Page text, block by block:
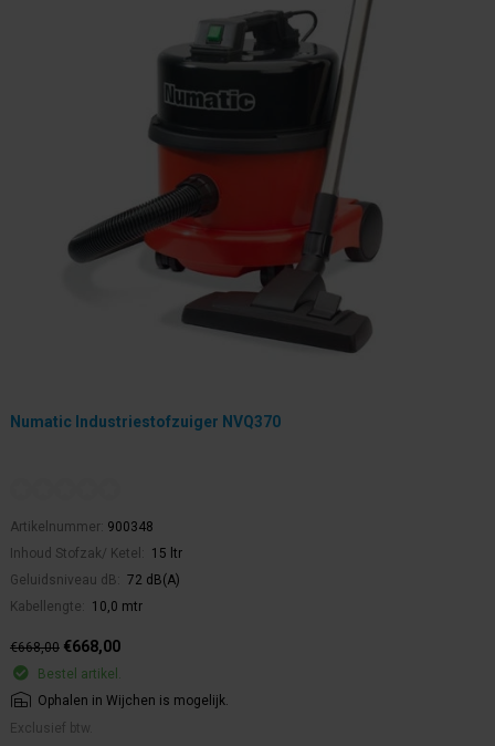
Numatic Industriestofzuiger NVQ370
Artikelnummer: 900348
Inhoud Stofzak/ Ketel:
15 ltr
Geluidsniveau dB:
72 dB(A)
Kabellengte:
10,0 mtr
€668,00 €668,00
Bestel artikel.
Ophalen in Wijchen is mogelijk.
Exclusief btw.